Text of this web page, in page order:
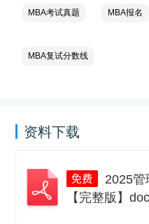
MBA考试真题 MBA报名
MBA复试分数线
资料下载
【完整版】